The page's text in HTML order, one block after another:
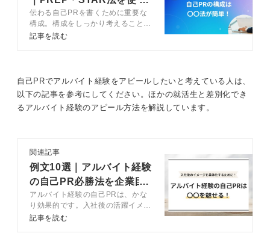
マニュアルという枠組みがあるからこそ、その中でどう
価値を出したかを示すことが重要です。
0
作成法を伝授
伝わる自己PRを書くために重要な
構成。構成をしっかり考えること
で、採用担当者に響く自己PRが作
広く解説しています。最後には例文
も豊富に紹介しています。
記事を読む
自己PRでアルバイト経験をアピールしたいと考えている人は、
以下の記事を参考にしてください。ほかの就活生と差別化でき
るアルバイト経験のアピール方法を解説しています。
関連記事
例文10選｜アルバイト経験
の自己PR必勝法を企業目
線で解説
アルバイト経験の自己PRは、かな
り効果的です。入社後の活躍イメー
ジを伝えやすくなります。アルバイ
記事を読む